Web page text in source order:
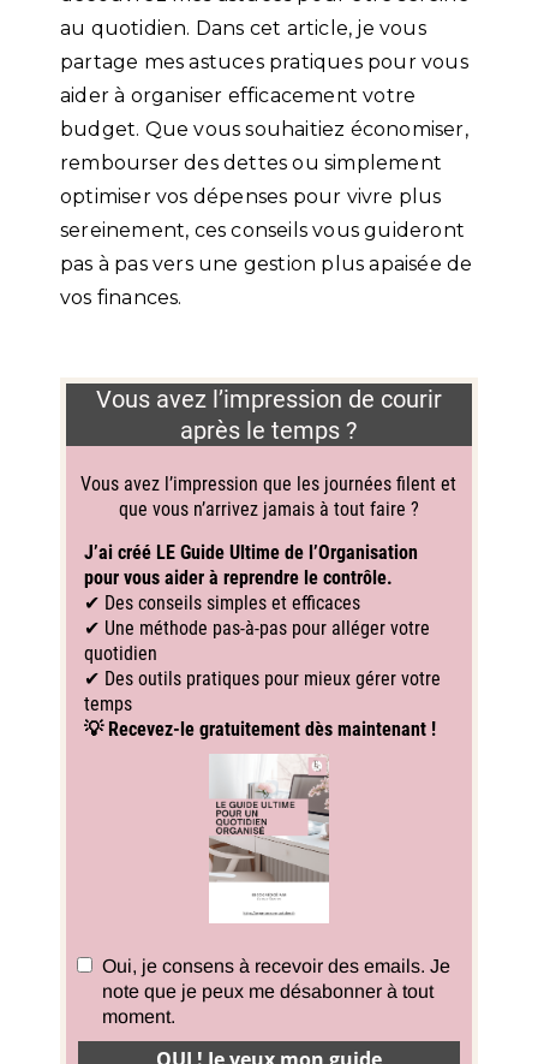
au quotidien. Dans cet article, je vous
partage mes astuces pratiques pour vous
aider à organiser efficacement votre
budget. Que vous souhaitiez économiser,
rembourser des dettes ou simplement
optimiser vos dépenses pour vivre plus
sereinement, ces conseils vous guideront
pas à pas vers une gestion plus apaisée de
vos finances.